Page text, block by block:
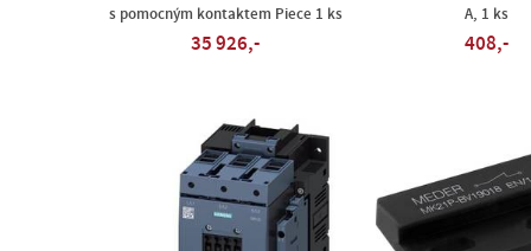
s pomocným kontaktem Piece 1 ks
35 926,-
A, 1 ks
408,-